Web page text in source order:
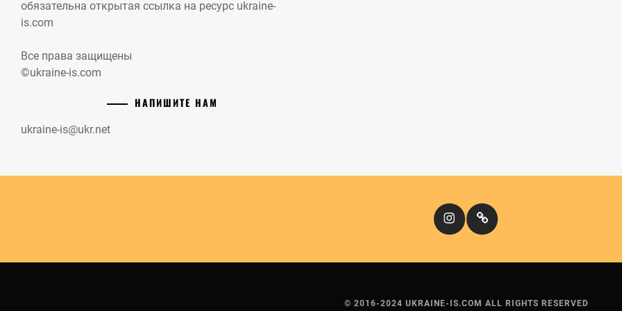
обязательна открытая ссылка на ресурс ukraine-
is.com
Все права защищены
©ukraine-is.com
НАПИШИТЕ НАМ
ukraine-is@ukr.net
InstagramКіномандри
© 2016-2024 UKRAINE-IS.COM ALL RIGHTS RESERVED